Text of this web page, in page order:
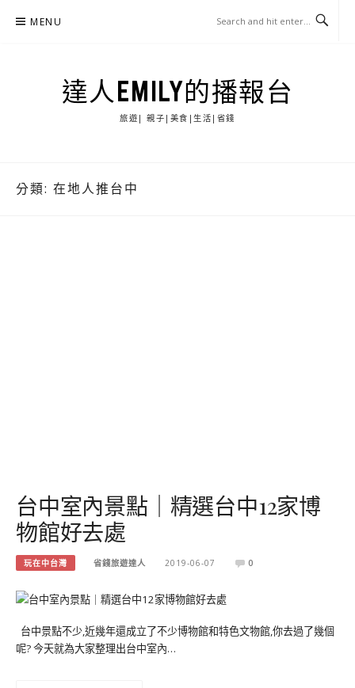
MENU
達人EMILY的播報台
旅遊| 親子|美食|生活|省錢
分類: 在地人推台中
台中室內景點｜精選台中12家博
物館好去處
玩在中台灣 省錢旅遊達人 2019-06-07 0
台中景點不少,近幾年還成立了不少博物館和特色文物館,你去過了幾個
呢? 今天就為大家整理出台中室內…